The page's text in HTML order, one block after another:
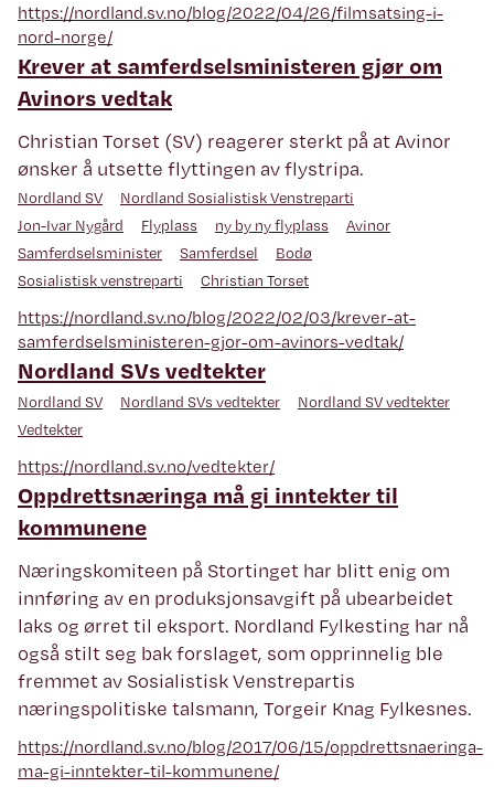
https://nordland.sv.no/blog/2022/04/26/filmsatsing-i-
nord-norge/
Krever at samferdselsministeren gjør om
Avinors vedtak
Christian Torset (SV) reagerer sterkt på at Avinor
ønsker å utsette flyttingen av flystripa.
Nordland SV
Nordland Sosialistisk Venstreparti
Jon-Ivar Nygård
Flyplass ny by ny flyplass
Avinor
Samferdselsminister
Samferdsel
Bodø
Sosialistisk venstreparti
Christian Torset
https://nordland.sv.no/blog/2022/02/03/krever-at-
samferdselsministeren-gjor-om-avinors-vedtak/
Nordland SVs vedtekter
Nordland SV Nordland SVs vedtekter
Nordland SV vedtekter
Vedtekter
https://nordland.sv.no/vedtekter/
Oppdrettsnæringa må gi inntekter til
kommunene
Næringskomiteen på Stortinget har blitt enig om
innføring av en produksjonsavgift på ubearbeidet
laks og ørret til eksport. Nordland Fylkesting har nå
også stilt seg bak forslaget, som opprinnelig ble
fremmet av Sosialistisk Venstrepartis
næringspolitiske talsmann, Torgeir Knag Fylkesnes.
https://nordland.sv.no/blog/2017/06/15/oppdrettsnaeringa-
ma-gi-inntekter-til-kommunene/